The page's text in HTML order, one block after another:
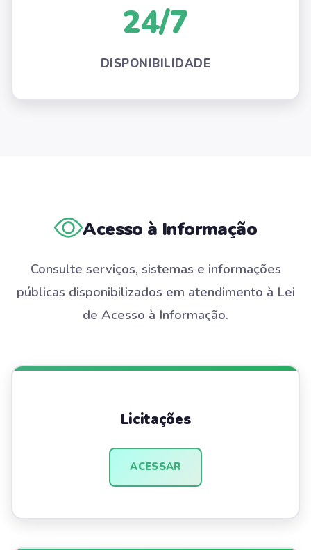
24/7
DISPONIBILIDADE
Acesso à Informação
Consulte serviços, sistemas e informações
públicas disponibilizados em atendimento à Lei
de Acesso à Informação.
Licitações
ACESSAR